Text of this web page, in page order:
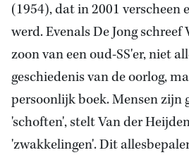
(1954), dat in 2001 verscheen
werd. Evenals De Jong
zoon van een oud-SS'er, niet
geschiedenis van de oorlog,
persoonlijk boek. Mensen zijn
'schoften', stelt Van der
'zwakkelingen'. Dit